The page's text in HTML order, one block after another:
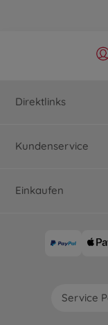
Direktlinks
Kundenservice
Einkaufen
Service